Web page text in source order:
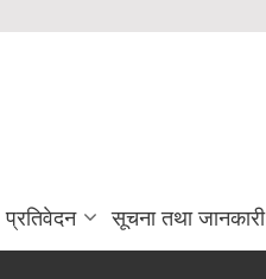
प्रतिवेदन सूचना तथा जानकारी